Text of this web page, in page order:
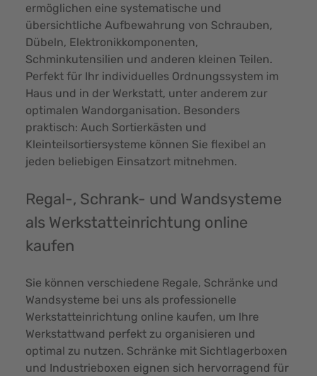
ermöglichen eine systematische und
übersichtliche Aufbewahrung von Schrauben,
Dübeln, Elektronikkomponenten,
Schminkutensilien und anderen kleinen Teilen.
Perfekt für Ihr individuelles Ordnungssystem im
Haus und in der Werkstatt, unter anderem zur
optimalen Wandorganisation. Besonders
praktisch: Auch Sortierkästen und
Kleinteilsortiersysteme können Sie flexibel an
jeden beliebigen Einsatzort mitnehmen.
Regal-, Schrank- und Wandsysteme
als Werkstatteinrichtung online
kaufen
Sie können verschiedene Regale, Schränke und
Wandsysteme bei uns als professionelle
Werkstatteinrichtung online kaufen, um Ihre
Werkstattwand perfekt zu organisieren und
optimal zu nutzen. Schränke mit Sichtlagerboxen
und Industrieboxen eignen sich hervorragend für